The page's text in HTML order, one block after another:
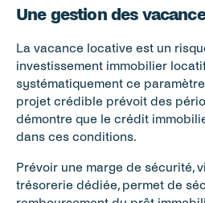
Une gestion des
La vacance locative est un
investissement immobilier
systématiquement ce
projet crédible prévoit des
démontre que le crédit
dans ces conditions.
Prévoir une marge de sécurité,
trésorerie dédiée, permet de